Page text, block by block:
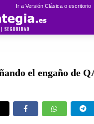
Ir a Versión Clásica o escritorio
el engaño de